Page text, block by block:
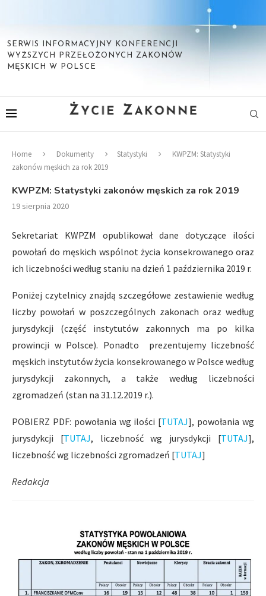
SERWIS INFORMACYJNY KONFERENCJI
WYŻSZYCH PRZEŁOŻONYCH ZAKONÓW
MĘSKICH W POLSCE
Home Dokumenty Statystyki
KWPZM: Statystyki
zakonów męskich za rok 2019
KWPZM: Statystyki zakonów męskich za rok 2019
19 sierpnia 2020
Sekretariat KWPZM opublikował dane dotyczące ilości
powołań do męskich wspólnot życia konsekrowanego oraz
ich liczebności według staniu na dzień 1 października 2019 r.
Poniżej czytelnicy znajdą szczegółowe zestawienie według
liczby powołań w poszczególnych zakonach oraz według
jurysdykcji (część instytutów zakonnych ma po kilka
prowincji w Polsce). Ponadto prezentujemy liczebność
męskich instytutów życia konsekrowanego w Polsce według
jurysdykcji zakonnych, a także według liczebności
zgromadzeń (stan na 31.12.2019 r.).
POBIERZ PDF: powołania wg ilości [TUTAJ], powołania wg
jurysdykcji [TUTAJ, liczebność wg jurysdykcji [TUTAJ],
liczebność wg liczebności zgromadzeń [TUTAJ]
Redakcja